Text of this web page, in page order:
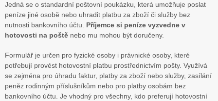
Jedná se o standardní poštovní poukázku, která umožňuje poslat
peníze jiné osobě nebo uhradit platbu za zboží či služby bez
nutnosti bankovního účtu. Příjemce si peníze vyzvedne v
hotovosti na poště nebo mu mohou být doručeny.
Formulář je určen pro fyzické osoby i právnické osoby, které
potřebují provést hotovostní platbu prostřednictvím pošty. Využívá
se zejména pro úhradu faktur, platby za zboží nebo služby, zasílání
peněz rodinným příslušníkům nebo pro platby osobám bez
bankovního účtu. Je vhodný pro všechny, kdo preferují hotovostní